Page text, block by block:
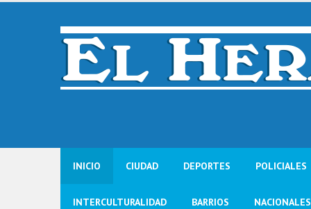
Skip
INICIO CIUDAD DEPORTES POLICIALES
INTERCULTURALIDAD BARRIOS NACIONALES